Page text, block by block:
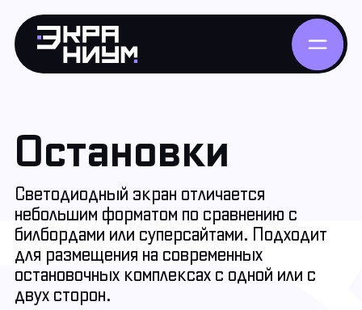
Остановки
Светодиодный экран отличается
небольшим форматом по сравнению с
билбордами или суперсайтами. Подходит
для размещения на современных
остановочных комплексах с одной или с
двух сторон.